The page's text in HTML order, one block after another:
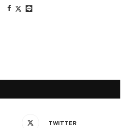
TWITTER